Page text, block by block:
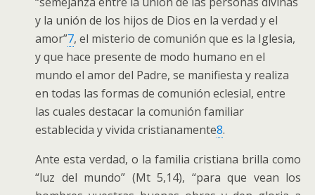
y la unión de los hijos de Dios en la verdad y el
amor”7, el misterio de comunión que es la Iglesia,
y que hace presente de modo humano en el
mundo el amor del Padre, se manifiesta y realiza
en todas las formas de comunión eclesial, entre
las cuales destacar la comunión familiar
establecida y vivida cristianamente8.
Ante esta verdad, o la familia cristiana brilla como
“luz del mundo” (Mt 5,14), “para que vean los